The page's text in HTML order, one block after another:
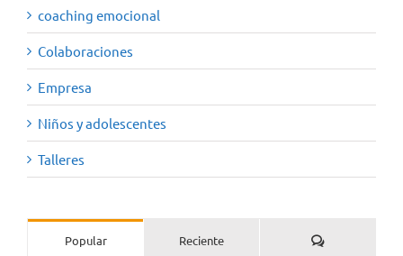
coaching emocional
Colaboraciones
Empresa
Niños y adolescentes
Talleres
Popular Reciente Comentarios